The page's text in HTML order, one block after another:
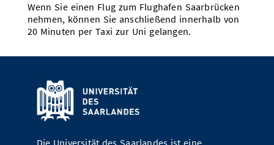
Wenn Sie einen Flug zum Flughafen Saarbrücken
nehmen, können Sie anschließend innerhalb von
20 Minuten per Taxi zur Uni gelangen.